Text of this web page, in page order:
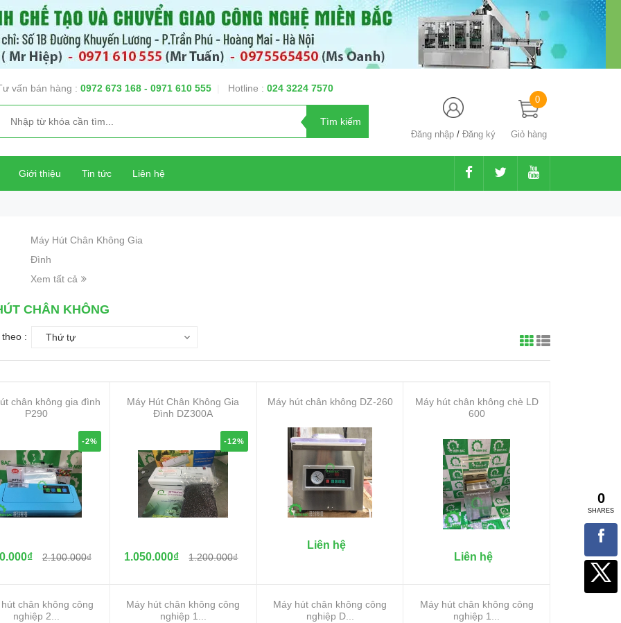
vấn bán hàng : 0972 673 168 - 0971 610 555| Hotline : 024 3224 7570
Đăng nhập / Đăng ký Giỏ hàng
0
Giới thiệu Tin tức Liên hệ
Máy Hút Chân Không Gia
Đình
Xem tất cả
CHÂN KHÔNG
: Thứ tự
chân không gia đình
P290
-2%
2.100.000₫
Máy Hút Chân Không Gia
Đình DZ300A
-12%
1.050.000₫ 1.200.000₫
Máy hút chân không DZ-260
Liên hệ
Máy hút chân không chè LD
600
Liên hệ
chân không công
nghiệp 2...
Máy hút chân không công
nghiệp 1...
Máy hút chân không công
nghiệp D...
Máy hút chân không công
nghiệp 1...